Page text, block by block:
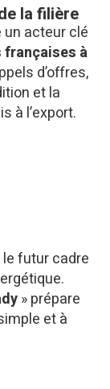
la filière
acteur clé
à
d’offres,
et la
à l’export.
futur cadre
» prépare
et à